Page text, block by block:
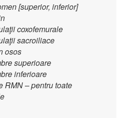
[superior, inferior]
coxofemurale
sacroiliace
osos
superioare
inferioare
RMN – pentru toate